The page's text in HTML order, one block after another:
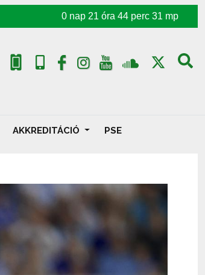
0 nap 21 óra 44 perc 29 mp
AKKREDITÁCIÓ PSE